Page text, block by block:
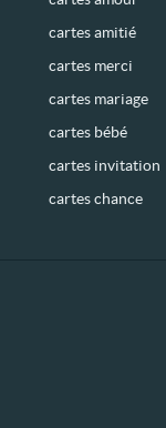
cartes amitié
cartes merci
cartes mariage
cartes bébé
cartes invitation
cartes chance